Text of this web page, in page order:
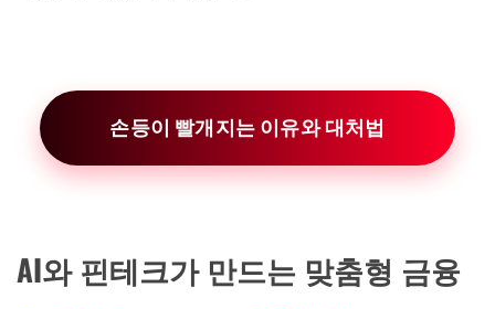
손등이 빨개지는 이유와 대처법
AI와 핀테크가 만드는 맞춤형 금융